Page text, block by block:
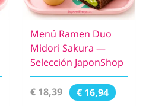
Menú Ramen Duo
Midori Sakura —
Selección JaponShop
€ 18,39 € 16,94